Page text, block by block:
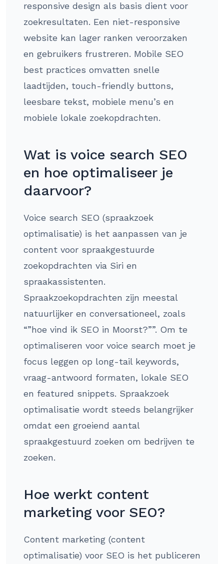
responsive design als basis dient voor
zoekresultaten. Een niet-responsive
website kan lager ranken veroorzaken
en gebruikers frustreren. Mobile SEO
best practices omvatten snelle
laadtijden, touch-friendly buttons,
leesbare tekst, mobiele menu’s en
mobiele lokale zoekopdrachten.
Wat is voice search SEO
en hoe optimaliseer je
daarvoor?
Voice search SEO (spraakzoek
optimalisatie) is het aanpassen van je
content voor spraakgestuurde
zoekopdrachten via Siri en
spraakassistenten.
Spraakzoekopdrachten zijn meestal
natuurlijker en conversationeel, zoals
“”hoe vind ik SEO in Moorst?””. Om te
optimaliseren voor voice search moet je
focus leggen op long-tail keywords,
vraag-antwoord formaten, lokale SEO
en featured snippets. Spraakzoek
optimalisatie wordt steeds belangrijker
omdat een groeiend aantal
spraakgestuurd zoeken om bedrijven te
zoeken.
Hoe werkt content
marketing voor SEO?
Content marketing (content
optimalisatie) voor SEO is het publiceren